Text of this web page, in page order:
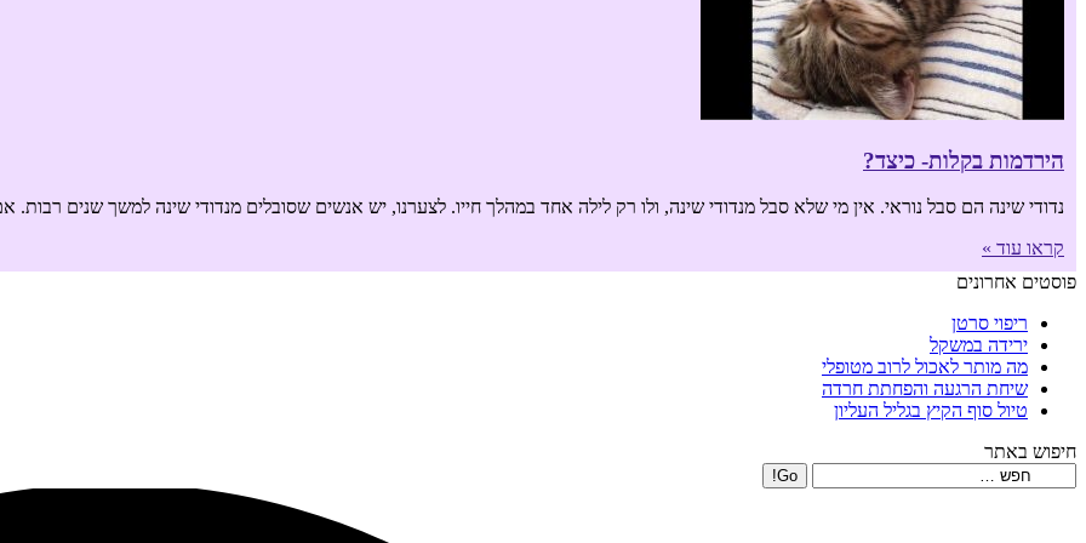
הירדמות בקלות- כיצד?
נדודי שינה הם סבל נוראי. אין מי שלא סבל מנדודי שינה, ולו רק לילה אחד במהלך חייו. לצערנו, יש אנשים שסובלים מנדודי שינה למשך שנים רבות.
קראו עוד »
פוסטים אחרונים
ריפוי סרטן
ירידה במשקל
מה מותר לאכול לרוב מטופלי
שיחת הרגעה והפחתת חרדה
טיול סוף הקיץ בגליל העליון
חיפוש באתר
Search: